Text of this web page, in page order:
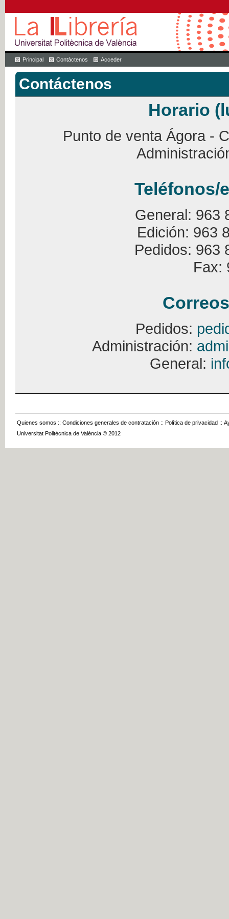
Principal Contáctenos Acceder
Contáctenos
Horario
Punto de venta Ágora -
Teléfonos/
General: 963
Edición: 963
Pedidos: 963
Fax:
Pedidos:
Administración:
General:
Quienes somos :: Condiciones generales de contratación :: Política de privacidad ::
Universitat Politècnica de València © 2012